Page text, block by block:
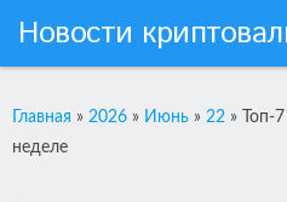
Новости
Главная » 2026 » Июнь » 22 »
Топ-
неделе